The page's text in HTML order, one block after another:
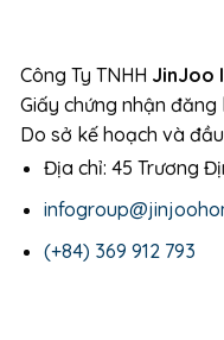
Công Ty TNHH JinJoo
Giấy chứng nhận đăng
Do sở kế hoạch và
Địa chỉ: 45 Trương
(+84) 369 912 793